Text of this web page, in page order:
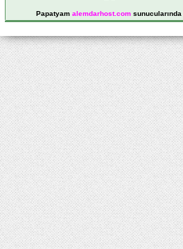
Papatyam alemdarhost.comsunucularında